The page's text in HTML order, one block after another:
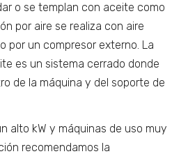
o se templan con aceite como
por aire se realiza con aire
por un compresor externo. La
es un sistema cerrado donde
de la máquina y del soporte de
alto kW y máquinas de uso muy
recomendamos la